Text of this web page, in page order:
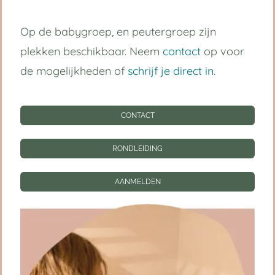
Op de babygroep, en peutergroep zijn
plekken beschikbaar. Neem contact op voor
de mogelijkheden of schrijf je direct in.
CONTACT
RONDLEIDING
AANMELDEN